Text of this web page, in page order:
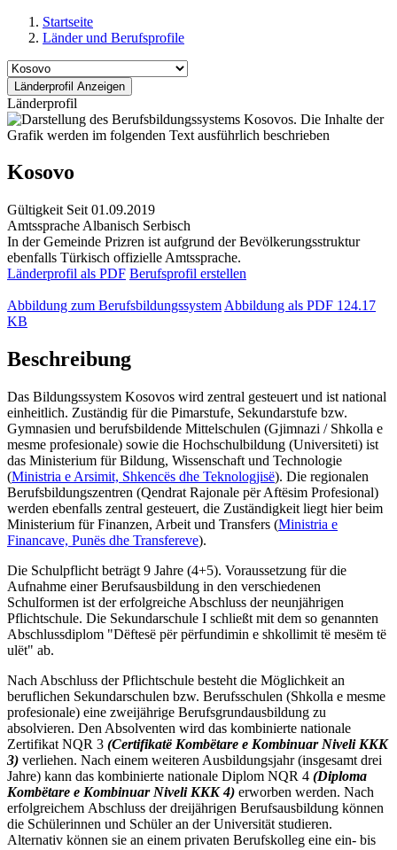
Startseite
Länder und Berufsprofile
Länderprofil
Kosovo
Gültigkeit Seit 01.09.2019
Amtssprache Albanisch Serbisch
In der Gemeinde Prizren ist aufgrund der Bevölkerungsstruktur
ebenfalls Türkisch offizielle Amtssprache.
Länderprofil als PDF Berufsprofil erstellen
Abbildung zum Berufsbildungssystem Abbildung als PDF 124.17
KB
Beschreibung
Das Bildungssystem Kosovos wird zentral gesteuert und ist national
einheitlich. Zuständig für die Pimarstufe, Sekundarstufe bzw.
Gymnasien und berufsbildende Mittelschulen (Gjimnazi / Shkolla e
mesme profesionale) sowie die Hochschulbildung (Universiteti) ist
das Ministerium für Bildung, Wissenschaft und Technologie
(Ministria e Arsimit, Shkencës dhe Teknologjisë). Die regionalen
Berufsbildungszentren (Qendrat Rajonale për Aftësim Profesional)
werden ebenfalls zentral gesteuert, die Zuständigkeit liegt hier beim
Ministerium für Finanzen, Arbeit und Transfers (Ministria e
Financave, Punës dhe Transfereve).
Die Schulpflicht beträgt 9 Jahre (4+5). Voraussetzung für die
Aufnahme einer Berufsausbildung in den verschiedenen
Schulformen ist der erfolgreiche Abschluss der neunjährigen
Pflichtschule. Die Sekundarschule I schließt mit dem so genannten
Abschlussdiplom "Dëftesë për përfundimin e shkollimit të mesëm të
ulët" ab.
Nach Abschluss der Pflichtschule besteht die Möglichkeit an
beruflichen Sekundarschulen bzw. Berufsschulen (Shkolla e mesme
profesionale) eine zweijährige Berufsgrundausbildung zu
absolvieren. Den Absolventen wird das kombinierte nationale
Zertifikat NQR 3 (Certifikatë Kombëtare e Kombinuar Niveli KKK
3) verliehen. Nach einem weiteren Ausbildungsjahr (insgesamt drei
Jahre) kann das kombinierte nationale Diplom NQR 4 (Diploma
Kombëtare e Kombinuar Niveli KKK 4) erworben werden. Nach
erfolgreichem Abschluss der dreijährigen Berufsausbildung können
die Schülerinnen und Schüler an der Universität studieren.
Alternativ können sie an einem privaten Berufskolleg eine ein- bis